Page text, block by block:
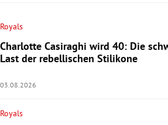
Royals
Charlotte Casiraghi wird 40: Die
Last der rebellischen Stilikone
03.08.2026
Royals